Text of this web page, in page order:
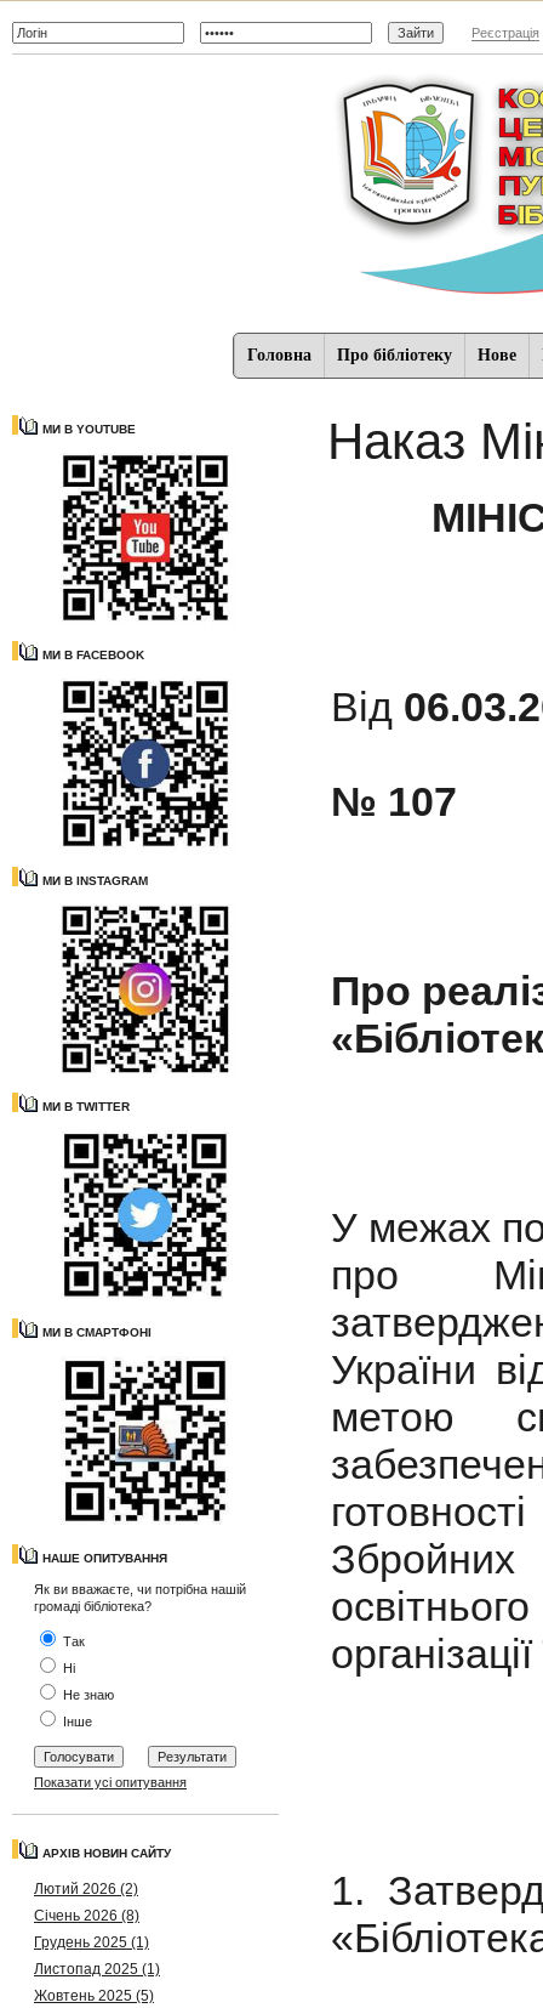
Реєстрація
Головна Про бібліотеку Нове
МИ В YOUTUBE
МИ В FACEBOOK
МИ В INSTAGRAM
МИ В TWITTER
МИ В СМАРТФОНІ
НАШЕ ОПИТУВАННЯ
Як ви вважаєте, чи потрібна нашій
громаді бібліотека?
Так
Ні
Не знаю
Інше
Показати усі опитування
АРХІВ НОВИН САЙТУ
Лютий 2026 (2)
Січень 2026 (8)
Грудень 2025 (1)
Листопад 2025 (1)
Жовтень 2025 (5)
Наказ
Від
№ 107
Про
У межах
про
України
метою
1.